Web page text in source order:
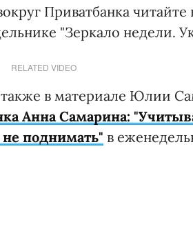
Приватбанка
"Зеркало недели.
RELATED VIDEO
в материале Юлии
Анна Самарина:
поднимать" в